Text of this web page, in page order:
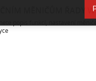
MĚNIČŮM ŘADY